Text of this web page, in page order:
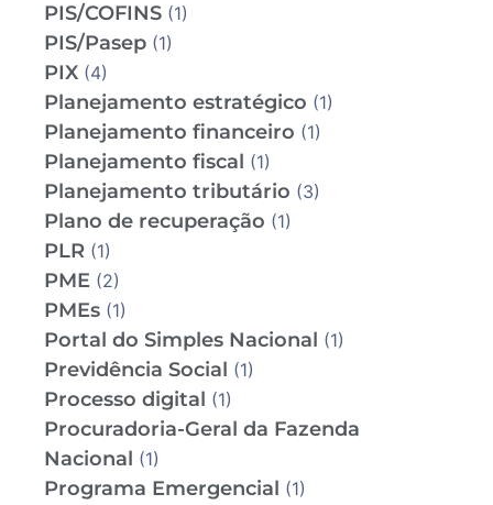
PIS/COFINS (1)
PIS/Pasep (1)
PIX (4)
Planejamento estratégico (1)
Planejamento financeiro (1)
Planejamento fiscal (1)
Planejamento tributário (3)
Plano de recuperação (1)
PLR (1)
PME (2)
PMEs (1)
Portal do Simples Nacional (1)
Previdência Social (1)
Processo digital (1)
Procuradoria-Geral da Fazenda
Nacional (1)
Programa Emergencial (1)